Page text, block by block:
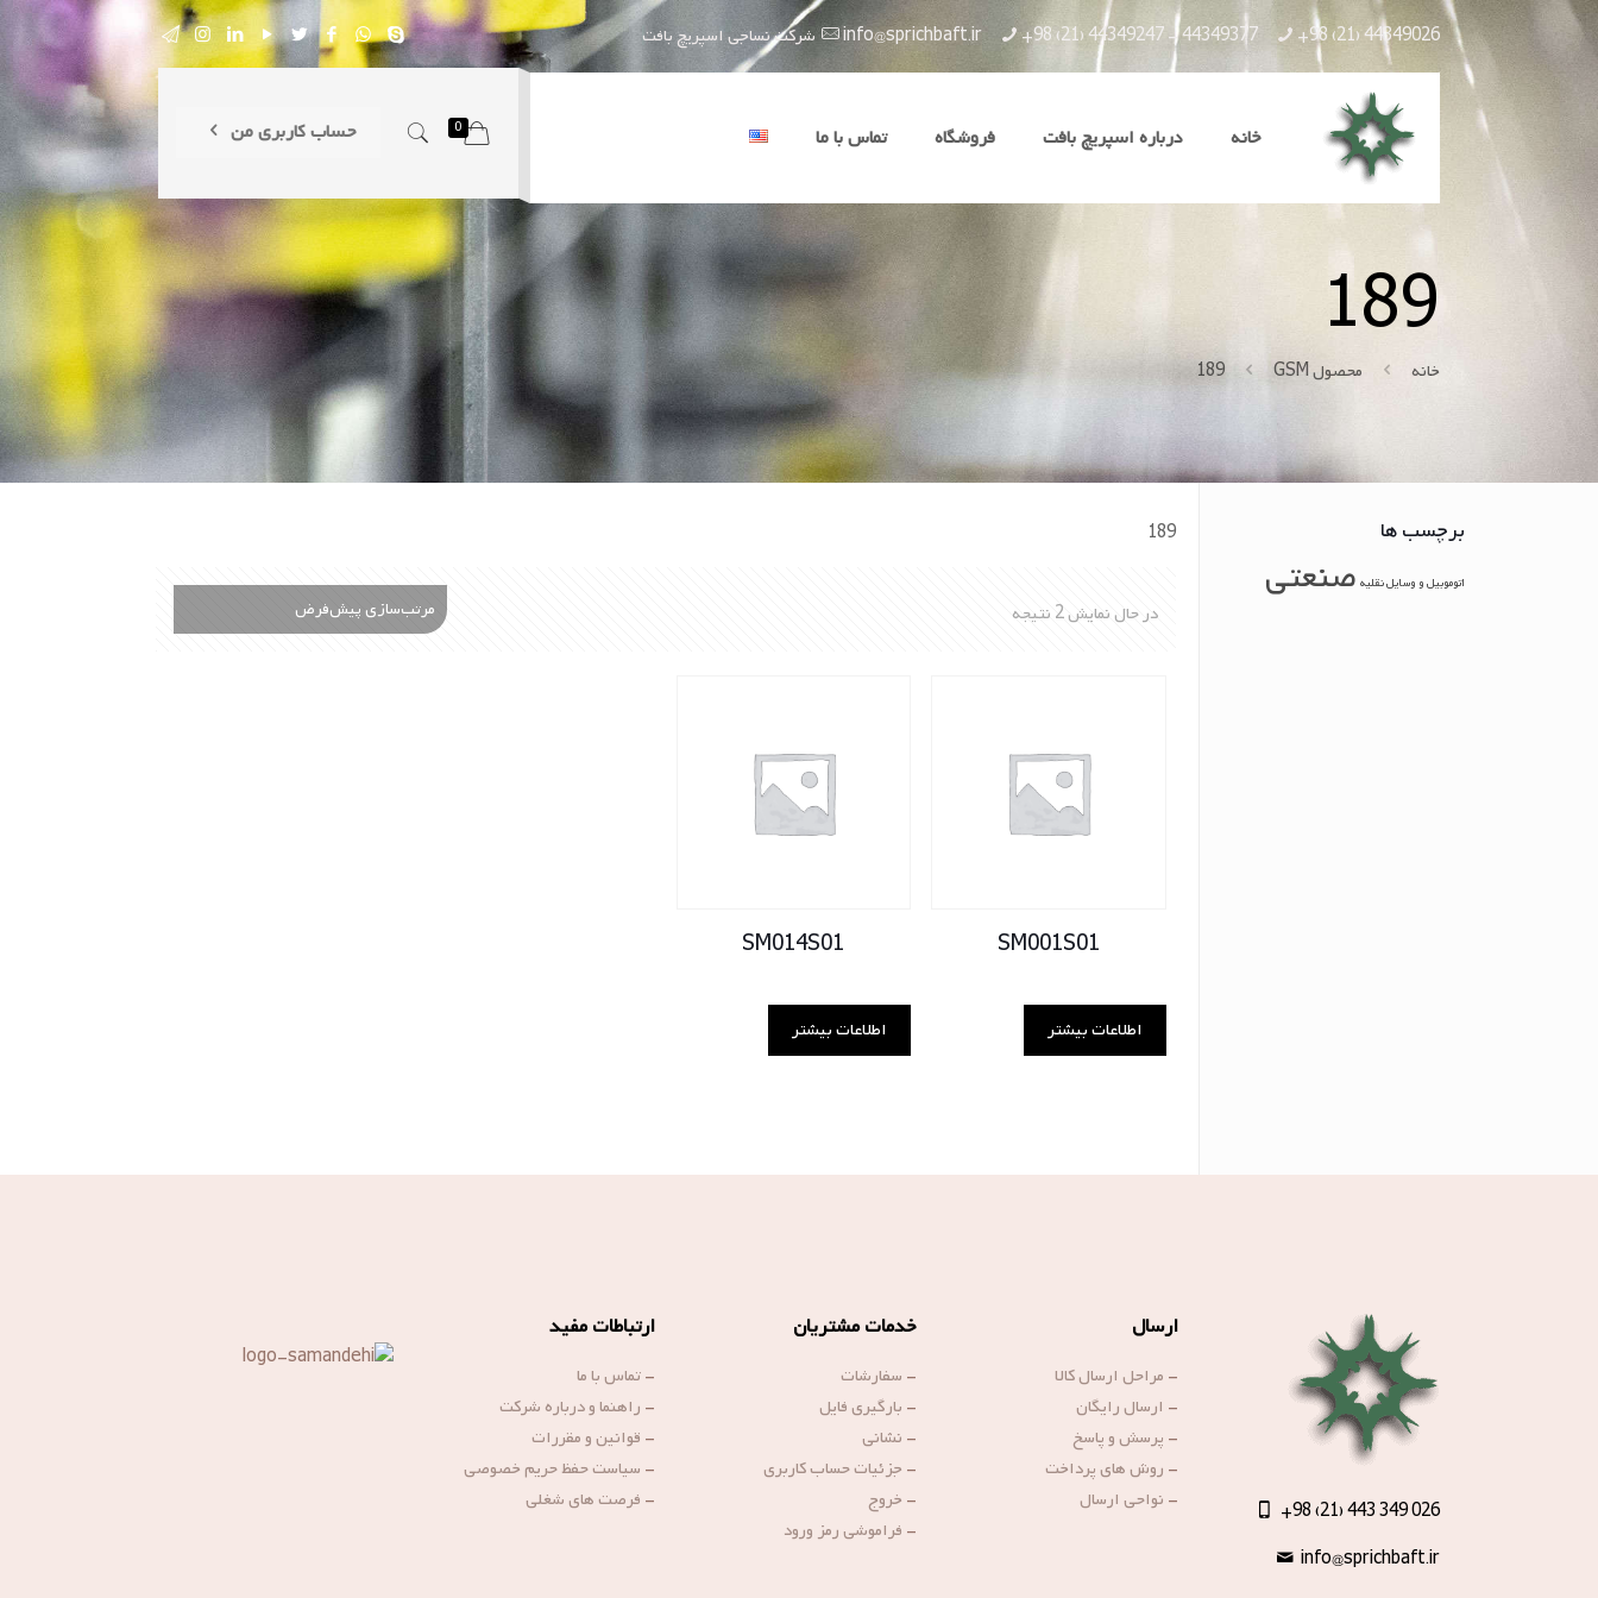
شرکت نساجی اسپریچ بافت +98 (21) 44349026
+98 (21) 44349247 - 44349377
info@sprichbaft.ir
خانه درباره اسپریچ بافت فروشگاه تماس با ما 0 حساب کاربری من
189
خانه محصول GSM 189
189
در حال نمایش 2 نتیجه
SM001S01
اطلاعات بیشتر
SM014S01
اطلاعات بیشتر
برچسب ها
اتوموبیل و وسایل نقلیه صنعتی
+98 (21) 443 349 026
info@sprichbaft.ir
ارسال
- مراحل ارسال کالا
- ارسال رایگان
- پرسش و پاسخ
- روش های پرداخت
- نواحی ارسال
خدمات مشتریان
- سفارشات
- بارگیری فایل
- نشانی
- جزئیات حساب کاربری
- خروج
- فراموشی رمز ورود
ارتباطات مفید
-تماس با ما
- راهنما و درباره شرکت
- قوانین و مقررات
- سیاست حفظ حریم خصوصی
- فرصت های شغلی